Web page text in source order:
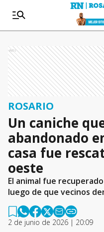
Ads
ROSARIO
Un caniche
abandonado
casa fue
oeste
El animal fue
luego de que vecinos
2 de junio de 2026 | 20:09